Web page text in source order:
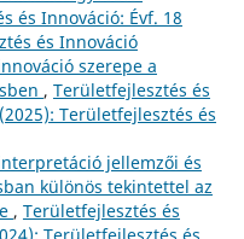
és Innováció: Évf. 18
és Innováció
szerepe a
, Területfejlesztés és
Területfejlesztés és
jellemzői és
különös tekintettel az
, Területfejlesztés és